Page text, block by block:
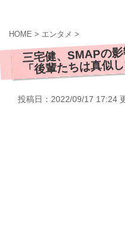
HOME > エンタメ >
三宅健、SMAPの
「後輩たちは真似
投稿日：2022/09/17 17:24